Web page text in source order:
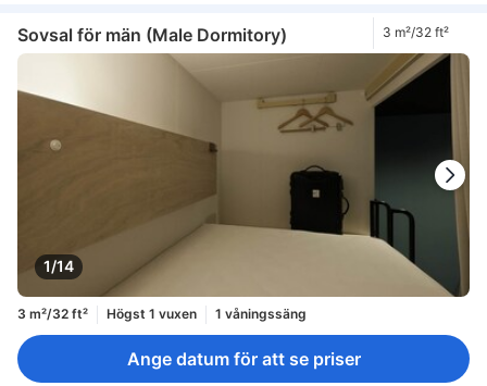
Sovsal för män (Male Dormitory) 3 m²/32 ft²
1/14
3 m²/32 ft² Högst 1 vuxen 1 våningssäng
Ange datum för att se priser